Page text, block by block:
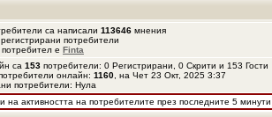
са написали 113646 мнения
регистрирани потребители
е Finta
са 153 потребители: 0 Регистрирани, 0 Скрити и 153
онлайн: 1160 , на Чет 23 Окт, 2025 3:37
потребители: Нула
на активността на потребителите през последните 5 минути